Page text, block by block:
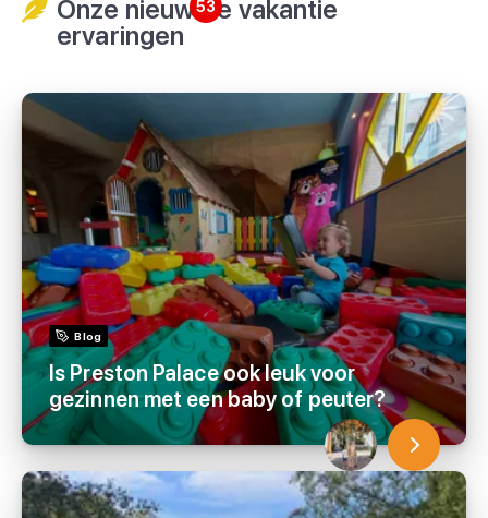
Onze nieuwste vakantie
ervaringen
53
Blog
Is Preston Palace ook leuk voor
gezinnen met een baby of peuter?